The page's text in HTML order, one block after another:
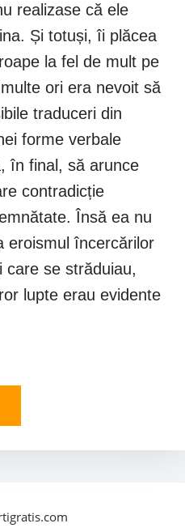
realizase că ele
Și totuși, îi plăcea
la fel de mult pe
ori era nevoit să
traduceri din
forme verbale
în final, să arunce
contradicție
Însă ea nu
eroismul încercărilor
care se străduiau,
lupte erau evidente